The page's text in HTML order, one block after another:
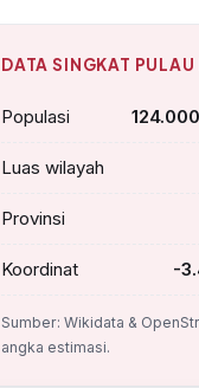
DATA SINGKAT PULAU
Populasi
Luas wilayah
Provinsi
Koordinat -
Sumber: Wikidata &
angka estimasi.